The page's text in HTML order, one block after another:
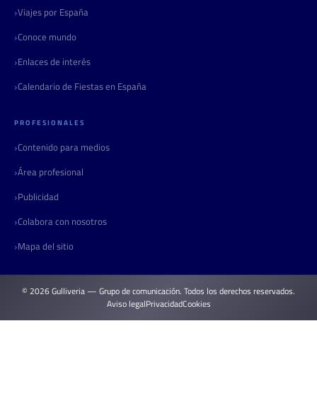
Viajes por España
Conoce mundo
Enlaces de interés
Calendario de Fiestas en España
PROFESIONALES
Contenido para medios
Área profesional
Publicidad
Colabora con nosotros
Mapa del sitio
© 2026 Gulliveria — Grupo de comunicación. Todos los derechos reservados.
Aviso legalPrivacidadCookies